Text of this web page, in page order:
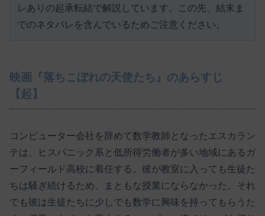
レありの起承転結で解説しています。この先、結末ま
でのネタバレを含んでいるためご注意ください。
映画『落ちこぼれの天使たち』のあらすじ
【起】
コンピューター会社を辞めて数学教師となったエスカラン
テは、ヒスパニック系と低所得労働者が多い地域にあるガ
ーフィールド高校に着任する。彼が教室に入っても生徒た
ちは騒ぎ続けるため、まともな授業にならなかった。それ
でも彼は生徒たちに少しでも数学に興味を持ってもらうた